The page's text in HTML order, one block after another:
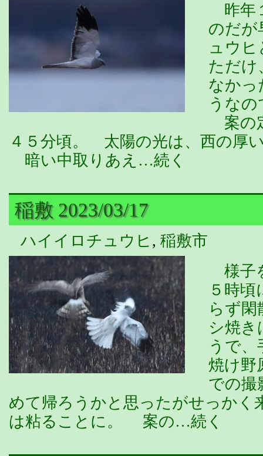
昨年
のだが
ュウ
ただけ
なか
うな
案の
４５分頃。 太陽の光は、西の厚
暗い中取りあえ…続く
稲敷 2023/03/17
ハイイロチュウヒ , 稲敷市
様子
５時
らず
シ焼き
うで
焼け
での撮
めて帰ろうかと思ったがせっかく
は粘ることに。 案の…続く